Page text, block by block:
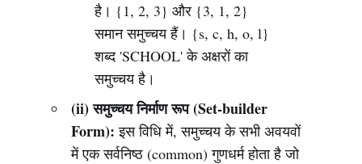
है। {1, 2, 3} और {3, 1, 2}
समान समुच्चय हैं। {s, c, h, o, l}
शब्द 'SCHOOL' के अक्षरों का
समुच्चय है।
(ii) समुच्चय निर्माण रूप (Set-builder
Form): इस विधि में, समुच्चय के सभी अवयवों
में एक सर्वनिष्ठ (common) गुणधर्म होता है जो